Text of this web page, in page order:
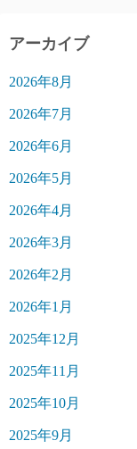
アーカイブ
2026年8月
2026年7月
2026年6月
2026年5月
2026年4月
2026年3月
2026年2月
2026年1月
2025年12月
2025年11月
2025年10月
2025年9月